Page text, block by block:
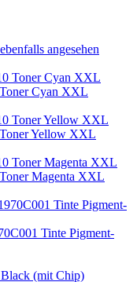
angesehen
Cyan XXL
Yellow XXL
Magenta XXL
Tinte Pigment-